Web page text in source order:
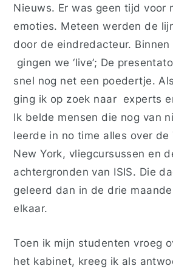
Nieuws. Er was geen tijd voor
emoties. Meteen werden de
door de eindredacteur.
gingen we ‘live’; De
snel nog net een poedertje.
ging ik op zoek naar experts
Ik belde mensen die nog van
leerde in no time alles over de
New York, vliegcursussen en
achtergronden van ISIS. Die
geleerd dan in de drie
elkaar.
Toen ik mijn studenten vroeg
het kabinet, kreeg ik als